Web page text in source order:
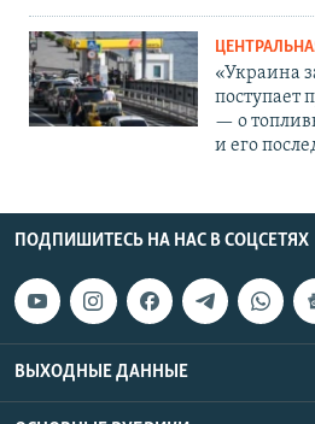
«Украина
поступает
— о
и его
ПОДПИШИТЕСЬ НА НАС В СОЦСЕТЯХ
ВЫХОДНЫЕ ДАННЫЕ